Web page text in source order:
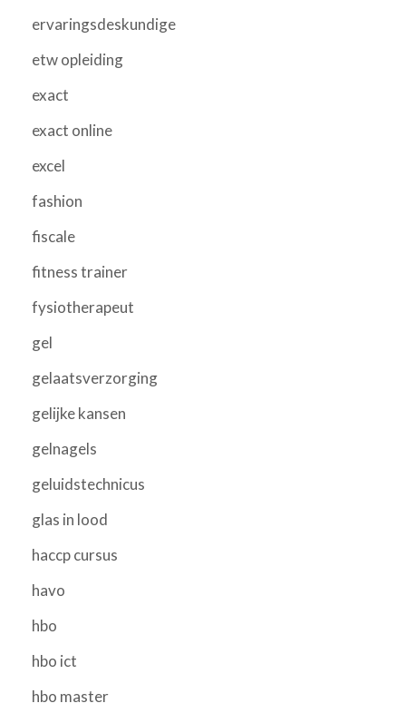
ervaringsdeskundige
etw opleiding
exact
exact online
excel
fashion
fiscale
fitness trainer
fysiotherapeut
gel
gelaatsverzorging
gelijke kansen
gelnagels
geluidstechnicus
glas in lood
haccp cursus
havo
hbo
hbo ict
hbo master